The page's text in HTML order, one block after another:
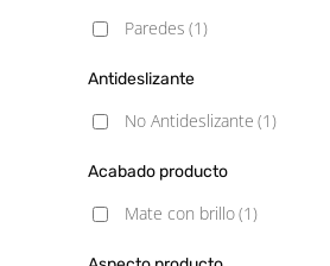
Paredes (1)
Antideslizante
No Antideslizante (1)
Acabado producto
Mate con brillo(1)